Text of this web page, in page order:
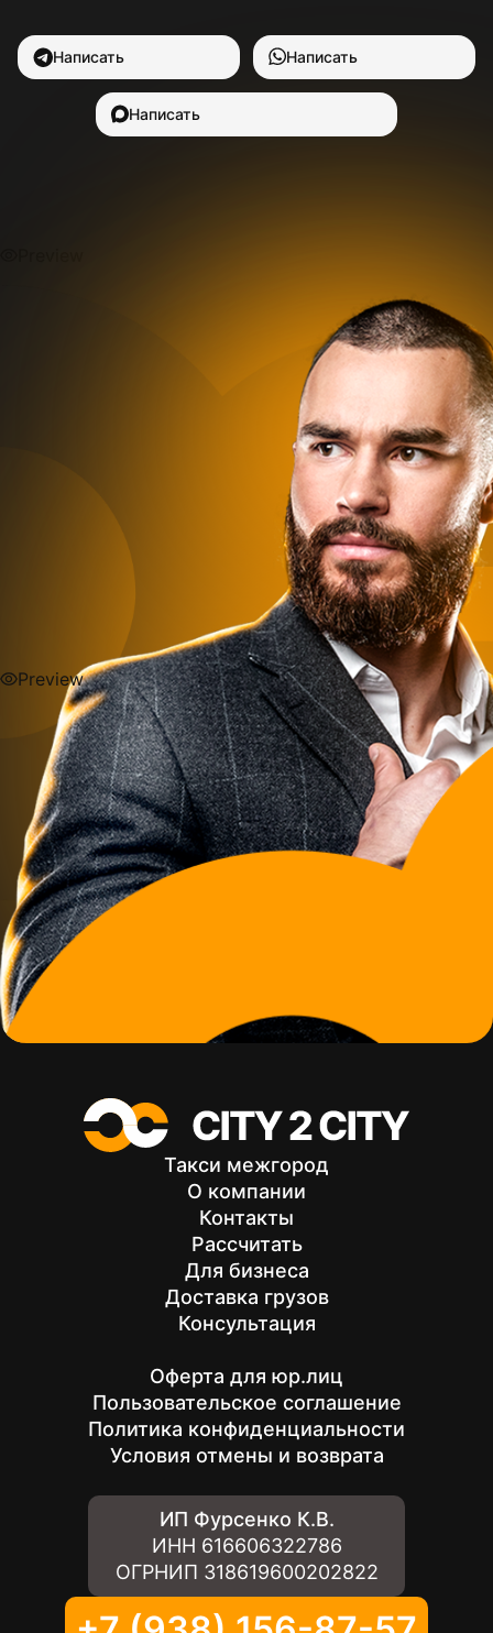
Написать Написать
Написать
Preview
Такси межгород
О компании
Контакты
Рассчитать
Для бизнеса
Доставка грузов
Консультация
Оферта для юр.лиц
Пользовательское соглашение
Политика конфиденциальности
Условия отмены и возврата
ИП Фурсенко К.В.
ИНН 616606322786
ОГРНИП 318619600202822